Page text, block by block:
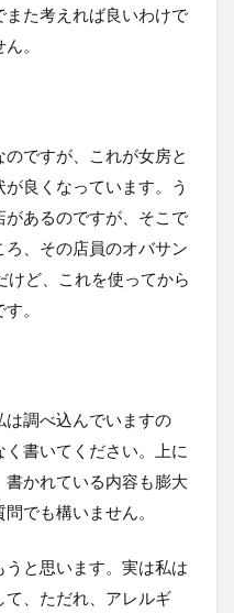
た考えれば良いわけで
。
ですが、これが女房と
良くなっています。う
あるのですが、そこで
、その店員のオバサン
けど、これを使ってから
。
は調べ込んでいますの
書いてください。上に
かれている内容も膨大
でも構いません。
うと思います。実は私は
、ただれ、アレルギ